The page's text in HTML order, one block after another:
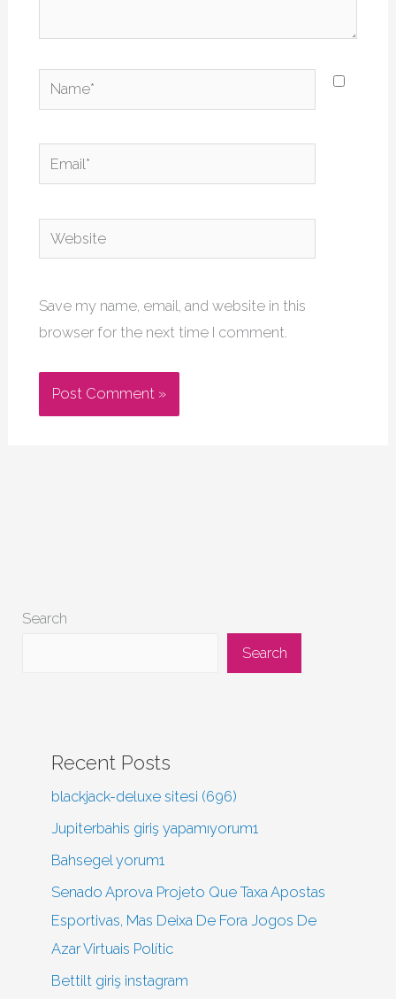
Name*
Email*
Website
Save my name, email, and website in this
browser for the next time I comment.
Search
Search
Recent Posts
blackjack-deluxe sitesi (696)
Jupiterbahis giriş yapamıyorum1
Bahsegel yorum1
Senado Aprova Projeto Que Taxa Apostas
Esportivas, Mas Deixa De Fora Jogos De
Azar Virtuais Polític
Bettilt giriş instagram